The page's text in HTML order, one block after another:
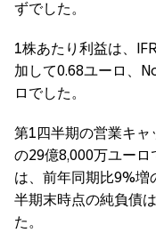
ずでした。
1株あたり利益は、
加して0.68ユーロ、
ロでした。
第1四半期の営業キ
の29億8,000万ユー
は、前年同期比9%増
半期末時点の純負債
た。